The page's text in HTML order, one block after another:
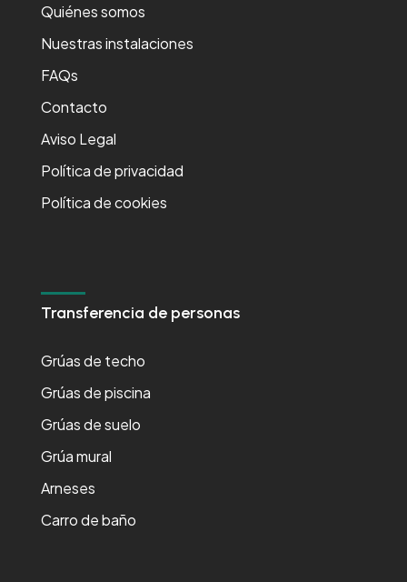
Quiénes somos
Nuestras instalaciones
FAQs
Contacto
Aviso Legal
Política de privacidad
Política de cookies
Transferencia de personas
Grúas de techo
Grúas de piscina
Grúas de suelo
Grúa mural
Arneses
Carro de baño